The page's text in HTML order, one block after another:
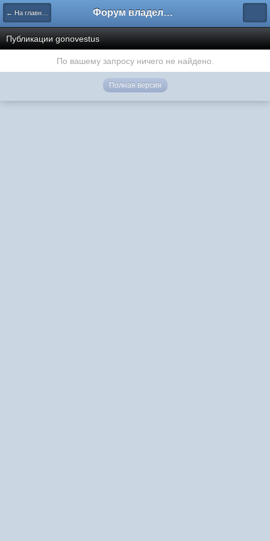
← На главную Форум владельцев интернет-магазинов
Публикации gonovestus
По вашему запросу ничего не найдено.
Полная версия